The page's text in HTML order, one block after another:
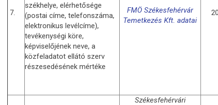
7.
székhelye, elérhetősége
(postai címe, telefonszáma,
elektronikus levélcíme),
tevékenységi köre,
képviselőjének neve, a
közfeladatot ellátó szerv
részesedésének mértéke
FMÖ Székesfehérvár
Temetkezés Kft. adatai
Székesfehérvári